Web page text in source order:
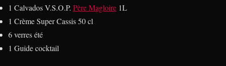
1 Calvados V.S.O.P. Père Magloire 1L
1 Crème Super Cassis 50 cl
6 verres été
1 Guide cocktail